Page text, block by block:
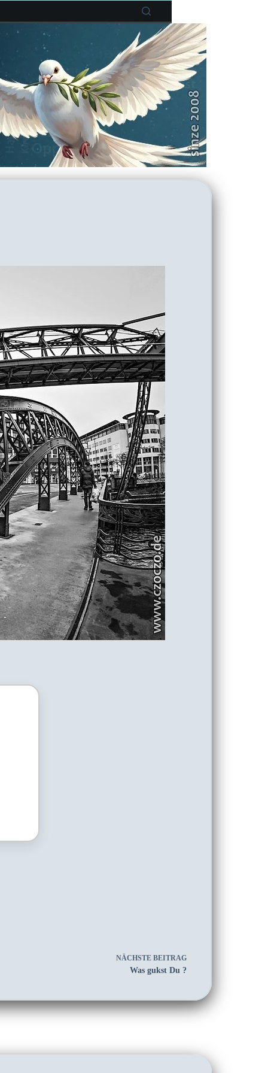
NÄCHSTEBEITRAG
Was gukst Du ?